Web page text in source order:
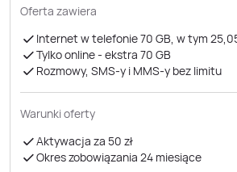
Oferta zawiera
Internet w telefonie 70 GB, w tym
Tylko online - ekstra 70 GB
Rozmowy, SMS-y i MMS-y bez limitu
Warunki oferty
Aktywacja za 50 zł
Okres zobowiązania 24 miesiące